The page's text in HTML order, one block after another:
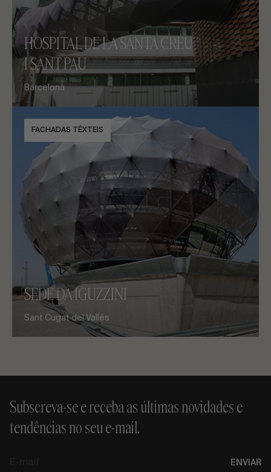
HOSPITAL DE LA SANTA CREU
I SANT PAU
Barcelona
FACHADAS TÊXTEIS
SEDE DA IGUZZINI
Sant Cugat del Vallés
Subscreva-se e receba as últimas novidades e
tendências no seu e-mail.
ENVIAR